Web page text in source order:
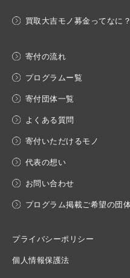
買取大吉モノ募金ってなに？
寄付の流れ
プログラムー覧
寄付団体一覧
よくある質問
寄付いただけるモノ
代表の想い
お問い合わせ
プログラム掲載ご希望の団
プライバシーポリシー
個人情報保護法